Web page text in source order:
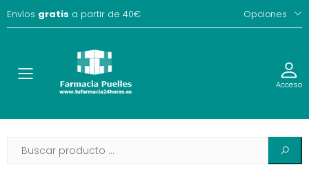
Envíos gratis a partir de 40€ Opciones
Toggle Acceso